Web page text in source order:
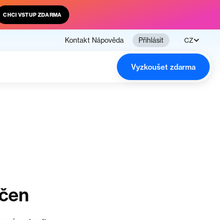
CHCI VSTUP ZDARMA
Kontakt Nápověda Přihlásit CZ
Vyzkoušet zdarma